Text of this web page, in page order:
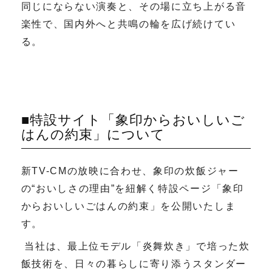
同じにならない演奏と、その場に立ち上がる音
楽性で、国内外へと共鳴の輪を広げ続けてい
る。
■特設サイト「象印からおいしいご
はんの約束」について
新TV-CMの放映に合わせ、象印の炊飯ジャー
の“おいしさの理由”を紐解く特設ページ「象印
からおいしいごはんの約束」を公開いたしま
す。
当社は、最上位モデル「炎舞炊き」で培った炊
飯技術を、日々の暮らしに寄り添うスタンダー